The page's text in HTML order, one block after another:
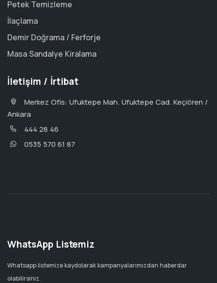
Petek Temizleme
İlaçlama
Demir Doğrama / Ferforje
Masa Sandalye Kiralama
İletişim / İrtibat
Merkez Ofis: Ufuktepe Mah. Ufuktepe Cad. Keçiören /
Ankara
444 28 46
0535 570 61 87
WhatsApp Listemiz
Whatsapp listemize kaydolarak kampanyalarımızdan haberdar
olabilirsiniz.